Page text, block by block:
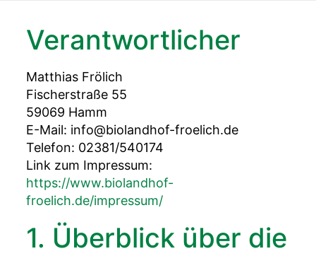
Verantwortlicher
Matthias Frölich
Fischerstraße 55
59069 Hamm
E-Mail: info@biolandhof-froelich.de
Telefon: 02381/540174
Link zum Impressum:
https://www.biolandhof-
froelich.de/impressum/
1. Überblick über die